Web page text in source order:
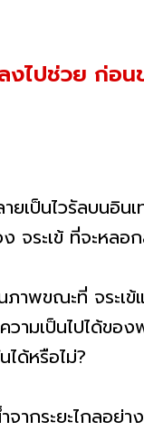
ไปช่วย ก่อน
ยเป็นไวรัลบนอิ
ระเข้ ที่จะหลอก
ภาพขณะที่ จระ
ามเป็นไปได้ข
ได้หรือไม่?
ากระยะไกลอย่